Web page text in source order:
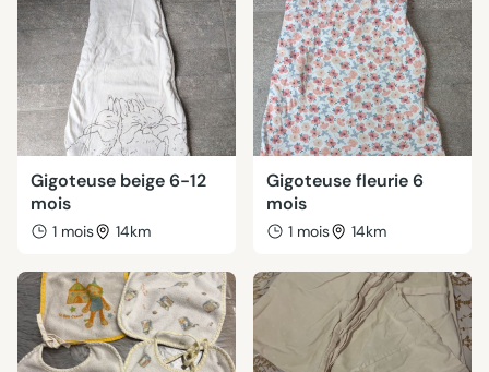
Gigoteuse beige 6-12
mois
1 mois 14km
Gigoteuse fleurie 6
mois
1 mois 14km